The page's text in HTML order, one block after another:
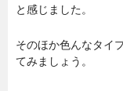
と感じました。
そのほか色んなタイ
てみましょう。